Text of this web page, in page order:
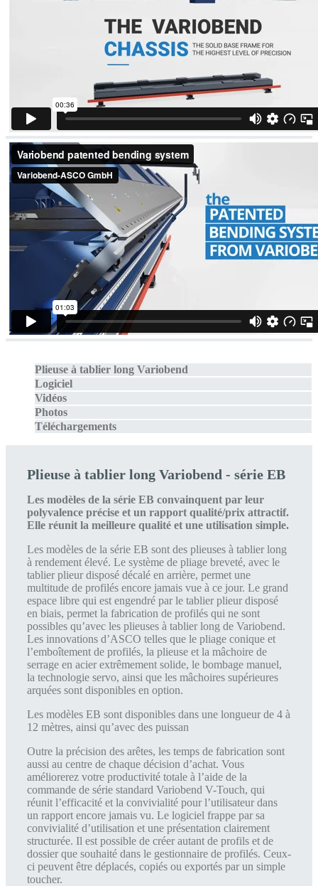
Plieuse à tablier long Variobend
Logiciel
Vidéos
Photos
Téléchargements
Plieuse à tablier long Variobend - série EB
Les modèles de la série EB convainquent par leur
polyvalence précise et un rapport qualité/prix attractif.
Elle réunit la meilleure qualité et une utilisation simple.
Les modèles de la série EB sont des plieuses à tablier long
à rendement élevé. Le système de pliage breveté, avec le
tablier plieur disposé décalé en arrière, permet une
multitude de profilés encore jamais vue à ce jour. Le grand
espace libre qui est engendré par le tablier plieur disposé
en biais, permet la fabrication de profilés qui ne sont
possibles qu’avec les plieuses à tablier long de Variobend.
Les innovations d’ASCO telles que le pliage conique et
l’emboîtement de profilés, la plieuse et la mâchoire de
serrage en acier extrêmement solide, le bombage manuel,
la technologie servo, ainsi que les mâchoires supérieures
arquées sont disponibles en option.
Les modèles EB sont disponibles dans une longueur de 4 à
12 mètres, ainsi qu’avec des puissan
Outre la précision des arêtes, les temps de fabrication sont
aussi au centre de chaque décision d’achat. Vous
améliorerez votre productivité totale à l’aide de la
commande de série standard Variobend V-Touch, qui
réunit l’efficacité et la convivialité pour l’utilisateur dans
un rapport encore jamais vu. Le logiciel frappe par sa
convivialité d’utilisation et une présentation clairement
structurée. Il est possible de créer autant de profils et de
dossier que souhaité dans le gestionnaire de profilés. Ceux-
ci peuvent être déplacés, copiés ou exportés par un simple
toucher.